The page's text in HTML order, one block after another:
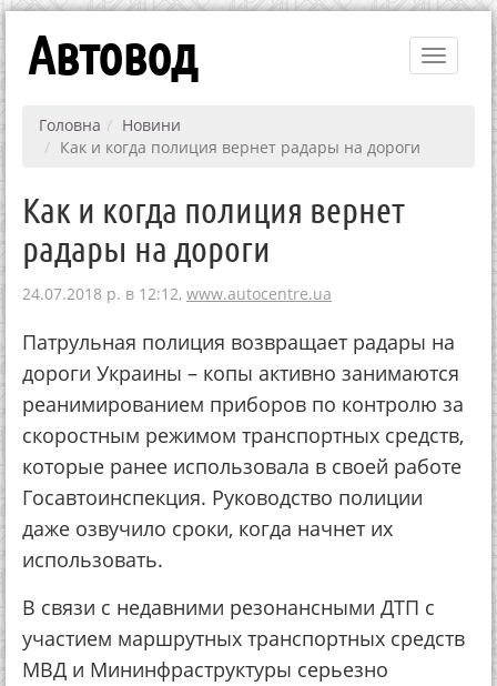
Toggle
Автовод
Головна
Новини
Как и когда полиция вернет радары на дороги
Как и когда полиция вернет
радары на дороги
24.07.2018 р. в 12:12, www.autocentre.ua
Патрульная полиция возвращает радары на
дороги Украины – копы активно занимаются
реанимированием приборов по контролю за
скоростным режимом транспортных средств,
которые ранее использовала в своей работе
Госавтоинспекция. Руководство полиции
даже озвучило сроки, когда начнет их
использовать.
В связи с недавними резонансными ДТП с
участием маршрутных транспортных средств
МВД и Мининфраструктуры серьезно